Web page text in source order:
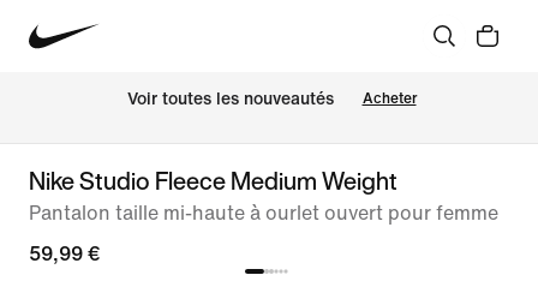
Voir toutes les nouveautés Acheter
Nike Studio Fleece Medium Weight
Pantalon taille mi-haute à ourlet ouvert pour femme
59,99 €